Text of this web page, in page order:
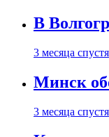
В
3 месяца спустя
Минск
3 месяца спустя